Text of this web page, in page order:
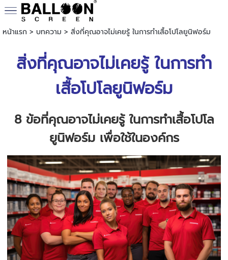
หน้าแรก > บทความ > สิ่งที่คุณอาจไม่เคยรู้ ในการทำเสื้อโปโลยูนิฟอร์ม
สิ่งที่คุณอาจไม่เคยรู้ ในการทำ
เสื้อโปโลยูนิฟอร์ม
8 ข้อที่คุณอาจไม่เคยรู้ ในการทำเสื้อโปโล
ยูนิฟอร์ม เพื่อใช้ในองค์กร